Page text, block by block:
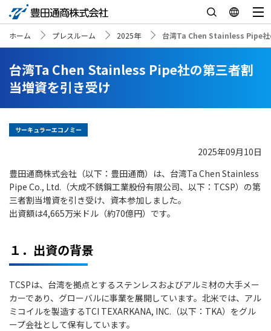
ホーム プレスルーム 2025年 台湾Ta Chen Stainless Pipe社
台湾Ta Chen Stainless Pipe社の第三者割
当増資を引き受け
サーキュラーエコノミー
2025年09月10日
豊田通商株式会社（以下：豊田通商）は、台湾Ta Chen Stainless
Pipe Co., Ltd.（大成不銹鋼工業股份有限公司、以下：TCSP）の第
三者割当増資を引き受け、資本参加しました。
出資額は4,665万米ドル（約70億円）です。
１．出資の背景
TCSPは、台湾を拠点とするステンレスおよびアルミ材の大手メー
カーであり、グローバルに事業を展開しています。北米では、アル
ミコイルを製造するTCI TEXARKANA, INC.（以下：TKA）をグル
ープ会社として保有しています。